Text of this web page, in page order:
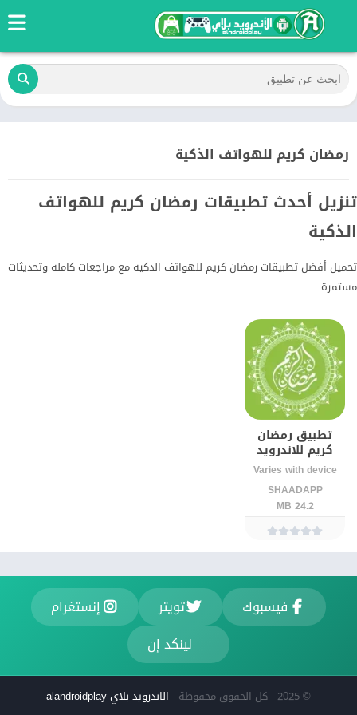
رمضان كريم للهواتف الذكية
تنزيل أحدث تطبيقات رمضان كريم للهواتف
الذكية
تحميل أفضل تطبيقات رمضان كريم للهواتف الذكية مع مراجعات كاملة وتحديثات
مستمرة.
تطبيق رمضان
كريم للاندرويد
(الإصدار الرسمي)
Varies with device
SHAADAPP
24.2 MB
فيسبوك تويتر
إنستغرام
لينكد إن
© 2025 - كل الحقوق محفوظة -
الاندرويد بلاي alandroidplay